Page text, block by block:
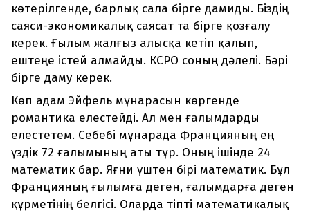
көтерілгенде, барлық сала бірге дамиды. Біздің
саяси-экономикалық саясат та бірге қозғалу
керек. Ғылым жалғыз алысқа кетіп қалып,
ештеңе істей алмайды. КСРО соның дәлелі. Бәрі
бірге даму керек.
Көп адам Эйфель мұнарасын көргенде
романтика елестейді. Ал мен ғалымдарды
елестетем. Себебі мұнарада Францияның ең
үздік 72 ғалымының аты тұр. Оның ішінде 24
математик бар. Яғни үштен бірі математик. Бұл
Францияның ғылымға деген, ғалымдарға деген
құрметінің белгісі. Оларда тіпті математикалық